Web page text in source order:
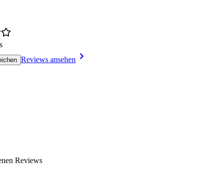
Reviews ansehen
Reviews